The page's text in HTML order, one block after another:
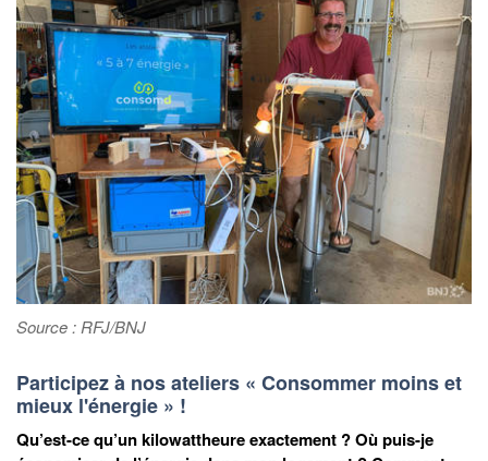
Source : RFJ/BNJ
Participez à nos ateliers « Consommer moins et
mieux l'énergie » !
Qu’est-ce qu’un kilowattheure exactement ? Où puis-je